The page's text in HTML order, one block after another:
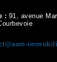
: 91, avenue